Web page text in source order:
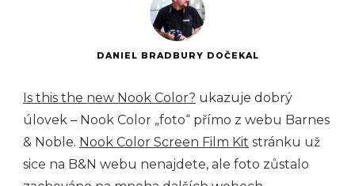
DANIEL BRADBURY DOČEKAL
Is this the new Nook Color? ukazuje dobrý
úlovek – Nook Color „foto“ přímo z webu Barnes
& Noble. Nook Color Screen Film Kit stránku už
sice na B&N webu nenajdete, ale foto zůstalo